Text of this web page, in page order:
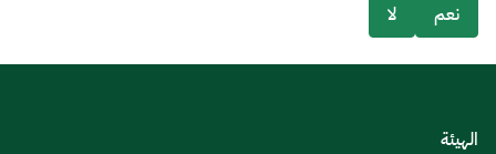
نعم
لا
الهيئة